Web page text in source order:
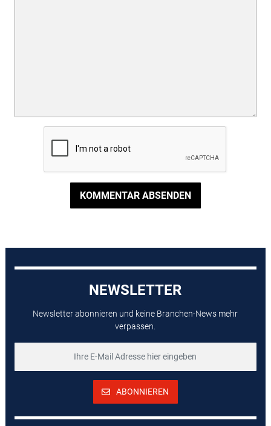
KOMMENTAR ABSENDEN
NEWSLETTER
Newsletter abonnieren und keine Branchen-News mehr
verpassen.
ABONNIEREN